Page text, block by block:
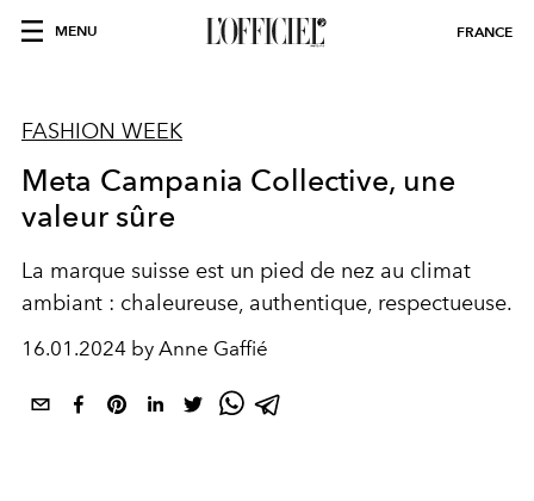
MENU FRANCE
FASHION WEEK
Meta Campania Collective, une
valeur sûre
La marque suisse est un pied de nez au climat
ambiant : chaleureuse, authentique, respectueuse.
16.01.2024 by Anne Gaffié